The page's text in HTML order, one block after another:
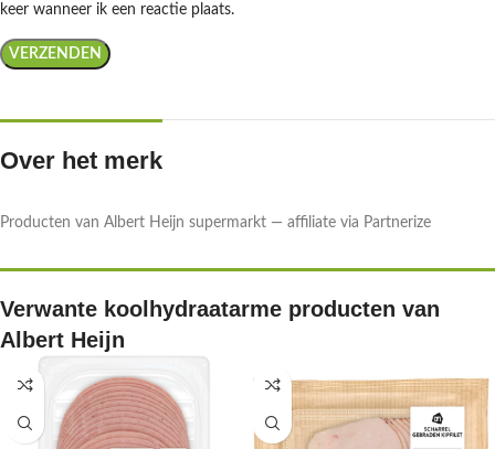
keer wanneer ik een reactie plaats.
Over het merk
Producten van Albert Heijn supermarkt — affiliate via Partnerize
Verwante koolhydraatarme producten van
Albert Heijn